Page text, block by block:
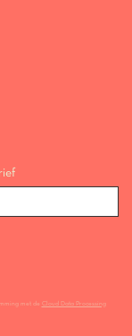
met de
Cloud Data Processing